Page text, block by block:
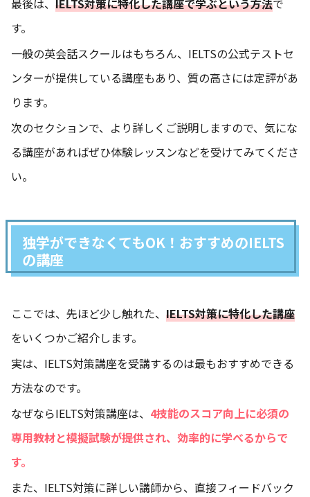
す。
一般の英会話スクールはもちろん、IELTSの公式テストセ
ンターが提供している講座もあり、質の高さには定評があ
ります。
次のセクションで、より詳しくご説明しますので、気にな
る講座があればぜひ体験レッスンなどを受けてみてくださ
い。
独学ができなくてもOK！おすすめのIELTS
の講座
ここでは、先ほど少し触れた、 IELTS対策に特化した講座
をいくつかご紹介します。
実は、IELTS対策講座を受講するのは最もおすすめできる
方法なのです。
なぜならIELTS対策講座は、 4技能のスコア向上に必須の
専用教材と模擬試験が提供され、効率的に学べるからで
す。
また、IELTS対策に詳しい講師から、直接フィードバック